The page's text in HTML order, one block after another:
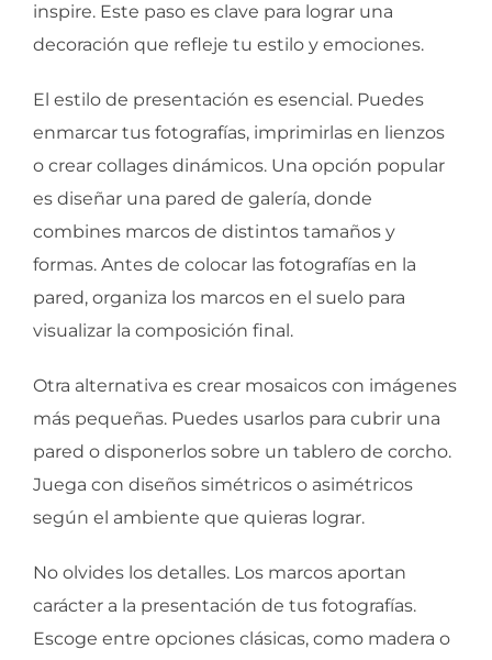
inspire. Este paso es clave para lograr una
decoración que refleje tu estilo y emociones.
El estilo de presentación es esencial. Puedes
enmarcar tus fotografías, imprimirlas en lienzos
o crear collages dinámicos. Una opción popular
es diseñar una pared de galería, donde
combines marcos de distintos tamaños y
formas. Antes de colocar las fotografías en la
pared, organiza los marcos en el suelo para
visualizar la composición final.
Otra alternativa es crear mosaicos con imágenes
más pequeñas. Puedes usarlos para cubrir una
pared o disponerlos sobre un tablero de corcho.
Juega con diseños simétricos o asimétricos
según el ambiente que quieras lograr.
No olvides los detalles. Los marcos aportan
carácter a la presentación de tus fotografías.
Escoge entre opciones clásicas, como madera o